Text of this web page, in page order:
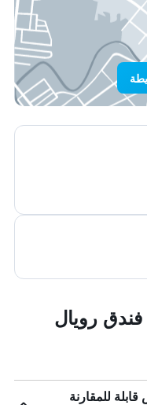
فندق رويال
للمقارنة